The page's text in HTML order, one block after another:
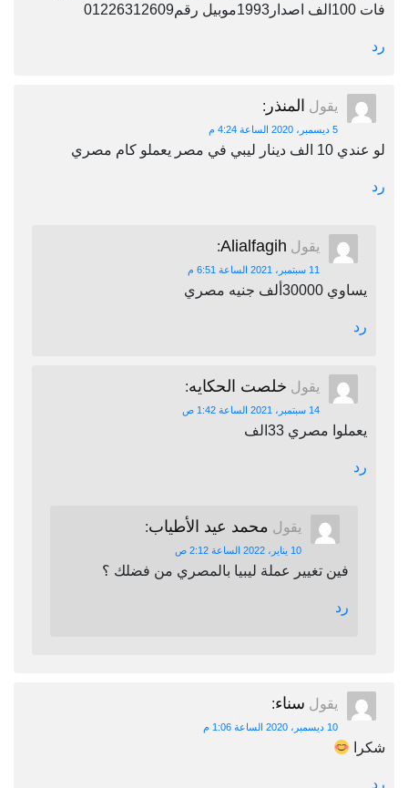
فات 100الف اصدار1993موبيل رقم01226312609
رد
يقول المنذر :
5 ديسمبر، 2020 الساعة 4:24 م
لو عندي 10 الف دينار ليبي في مصر يعملو كام مصري
رد
يقول Alialfagih
:
11 سبتمبر، 2021 الساعة 6:51 م
يساوي 30000ألف جنيه مصري
رد
يقول خلصت الحكايه:
14 سبتمبر، 2021 الساعة 1:42 ص
يعملوا مصري 33الف
رد
يقول محمد عيد الأطياب:
10 يناير، 2022 الساعة 2:12 ص
فين تغيير عملة ليبيا بالمصري من فضلك ؟
رد
يقول سناء:
10 ديسمبر، 2020 الساعة 1:06 م
شكرا
رد